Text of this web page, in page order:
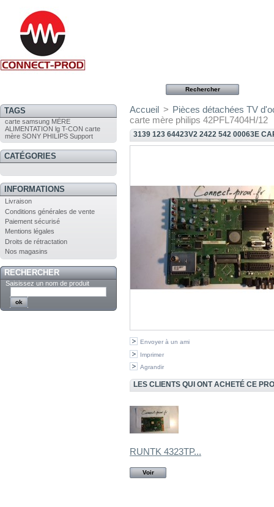
TAGS
carte samsung MÈRE
ALIMENTATION lg T-CON carte
mère SONY PHILIPS Support
CATÉGORIES
INFORMATIONS
Livraison
Conditions générales de vente
Paiement sécurisé
Mentions légales
Droits de rétractation
Nos magasins
RECHERCHER
Saisissez un nom de produit
Accueil > Pièces détachées TV
carte mère philips 42PFL7404H/12
3139 123 64423V2 2422 542 00063E
Envoyer à un ami
Imprimer
Agrandir
LES CLIENTS QUI ONT ACHETÉ CE
RUNTK 4323TP...
Voir